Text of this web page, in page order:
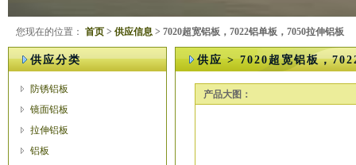
您现在的位置： 首页 > 供应信息 > 7020超宽铝板，7022铝单板，7050拉伸铝板
供应分类
防锈铝板
镜面铝板
拉伸铝板
铝板
供应 > 7020超宽铝板，
产品大图：